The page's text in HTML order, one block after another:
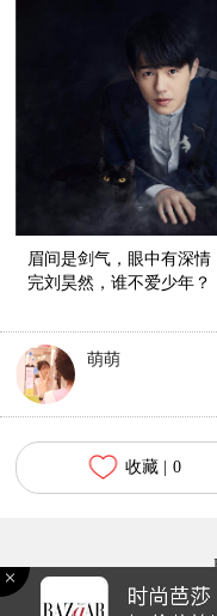
眉间是剑气，眼中有深情
完刘昊然，谁不爱少年？
萌萌
收藏 | 0
Copyright © 2017